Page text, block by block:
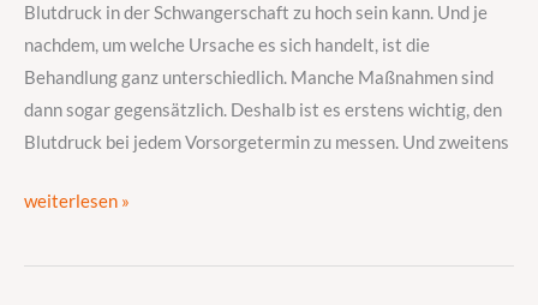
Blutdruck in der Schwangerschaft zu hoch sein kann. Und je
nachdem, um welche Ursache es sich handelt, ist die
Behandlung ganz unterschiedlich. Manche Maßnahmen sind
dann sogar gegensätzlich. Deshalb ist es erstens wichtig, den
Blutdruck bei jedem Vorsorgetermin zu messen. Und zweitens
jetzt
wichtig
ist
weiterlesen »